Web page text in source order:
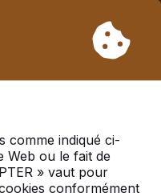
donc tenir compte des
longs.
comme indiqué ci-
Web ou le fait de
» vaut pour
conformément